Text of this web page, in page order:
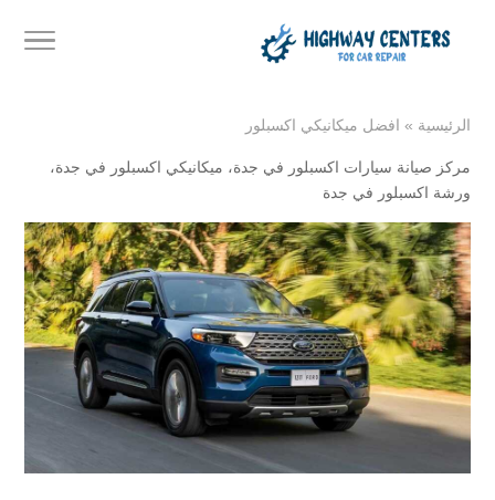
الرئيسية » افضل ميكانيكي اكسبلور
مركز صيانة سيارات اكسبلور في جدة، ميكانيكي اكسبلور في جدة،
ورشة اكسبلور في جدة